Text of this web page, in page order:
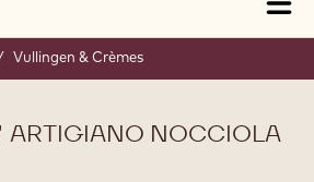
Vullingen & Crèmes
ARTIGIANO NOCCIOLA